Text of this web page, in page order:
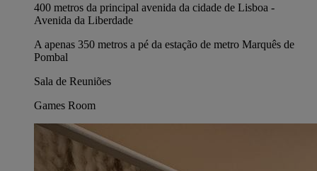
400 metros da principal avenida da cidade de Lisboa -
Avenida da Liberdade
A apenas 350 metros a pé da estação de metro Marquês de
Pombal
Sala de Reuniões
Games Room